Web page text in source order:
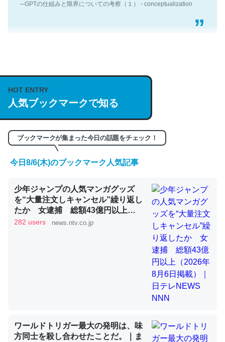
説してる記事が少ないので貴重な良記事。/続編来た
https://isobe324649.hatenablog.com/entry/2023/03/27
/064121
─GPTの仕組みと限界についての考察（１） - conceptualization
くらい。小説でいう「ずっと前の伏線」は回収されないけ
ど、短期記憶というには多い分量。進化すればするほど分
かりやすく強くなりそう
─GPTの仕組みと限界についての考察（１） - conceptualization
昆虫ってカルシウム少ないのか。知らんかった。調べたら
─ニュース :: 【研究発表】昆虫学の大問題＝「昆虫はなぜ海にいな
いのか」に関する新仮説
HOT ENTRY
人気ブックマークで知る
ブックマークが集まった今日の話題をチェック！
今日8/6(木)のブックマーク人気記事
少年ジャンプの人気マンガグッズ
を“大量注文しキャンセル”繰り返し
たか 女逮捕 総額43億円以上
（2026年8月6日掲載）｜日テレ
282 users news.ntv.co.jp
ワールドトリガー最大の発明は、味
方同士を殺し合わせたことだ。｜ま